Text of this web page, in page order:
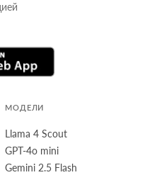
МОДЕЛИ
Llama 4 Scout
GPT-4o mini
Gemini 2.5 Flash